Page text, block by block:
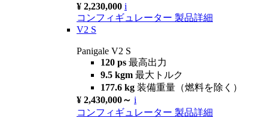
¥ 2,230,000 i
コンフィギュレーター 製品詳細
V2 S
Panigale V2 S
120 ps 最高出力
9.5 kgm 最大トルク
177.6 kg 装備重量（燃料を除く）
¥ 2,430,000～ i
コンフィギュレーター 製品詳細